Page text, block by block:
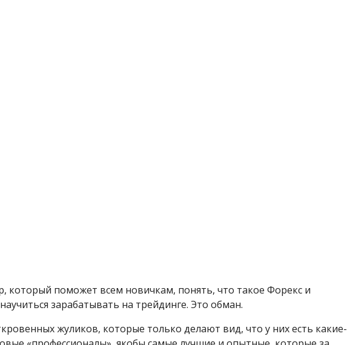
который поможет всем новичкам, понять, что такое Форекс и
зарабатывать на трейдинге. Это обман.
жуликов, которые только делают вид, что у них есть какие-